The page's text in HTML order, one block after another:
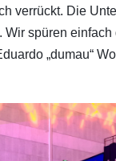
verrückt. Die
Wir spüren
„dumau“